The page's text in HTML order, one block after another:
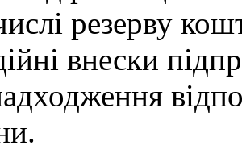
резерву
внески